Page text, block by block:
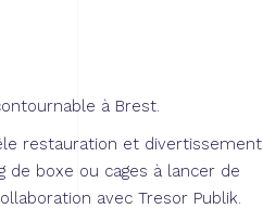
à Brest.
restauration et divertissement
de boxe ou cages à lancer de
avec Tresor Publik.